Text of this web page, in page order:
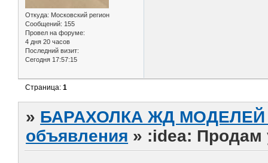
Откуда: Московский регион
Сообщений: 155
Провел на форуме:
4 дня 20 часов
Последний визит:
Сегодня 17:57:15
Страница:1
» БАРАХОЛКА ЖД МОДЕЛЕЙ
объявления » :idea: Продам